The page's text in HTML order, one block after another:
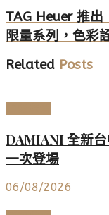
TAG Heuer 推
限量系列，色彩
Related Posts
DAMIANI 全新
一次登場
06/08/2026